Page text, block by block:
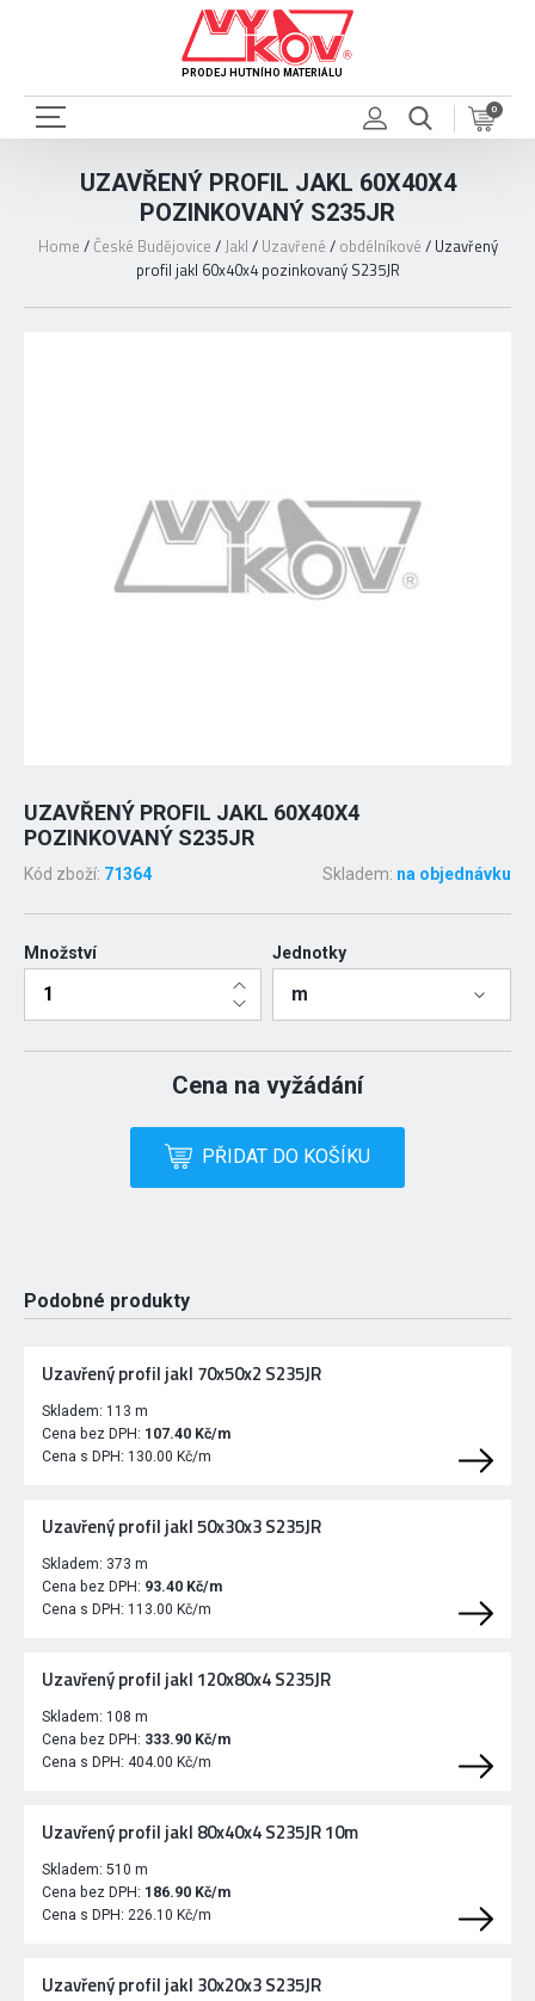
PRODEJ HUTNÍHO MATERIÁLU
0
UZAVŘENÝ PROFIL JAKL 60X40X4
POZINKOVANÝ S235JR
Home / České Budějovice /Jakl / Uzavřené / obdélníkové / Uzavřený
profil jakl 60x40x4 pozinkovaný S235JR
UZAVŘENÝ PROFIL JAKL 60X40X4
POZINKOVANÝ S235JR
Kód zboží: 71364 Skladem: na objednávku
Množství Jednotky
m
Cena na vyžádání
PŘIDAT DO KOŠÍKU
Podobné produkty
Uzavřený profil jakl 70x50x2 S235JR
Skladem: 113 m
Cena bez DPH: 107.40 Kč/m
Cena s DPH: 130.00 Kč/m
Uzavřený profil jakl 50x30x3 S235JR
Skladem: 373 m
Cena bez DPH: 93.40 Kč/m
Cena s DPH: 113.00 Kč/m
Uzavřený profil jakl 120x80x4 S235JR
Skladem: 108 m
Cena bez DPH: 333.90 Kč/m
Cena s DPH: 404.00 Kč/m
Uzavřený profil jakl 80x40x4 S235JR 10m
Skladem: 510 m
Cena bez DPH: 186.90 Kč/m
Cena s DPH: 226.10 Kč/m
Uzavřený profil jakl 30x20x3 S235JR